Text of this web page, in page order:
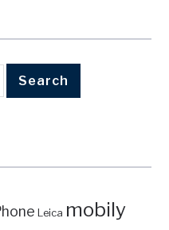
Leica mobily